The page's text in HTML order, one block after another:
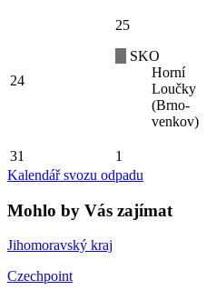
24
25
SKO
Horní
Loučky
(Brno-
venkov)
31 1
Kalendář svozu odpadu
Mohlo by Vás zajímat
Jihomoravský kraj
Czechpoint